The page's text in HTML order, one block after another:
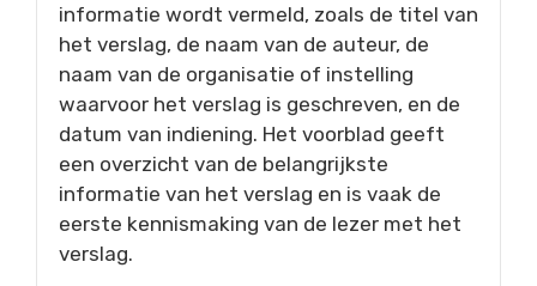
informatie wordt vermeld, zoals de titel van
het verslag, de naam van de auteur, de
naam van de organisatie of instelling
waarvoor het verslag is geschreven, en de
datum van indiening. Het voorblad geeft
een overzicht van de belangrijkste
informatie van het verslag en is vaak de
eerste kennismaking van de lezer met het
verslag.